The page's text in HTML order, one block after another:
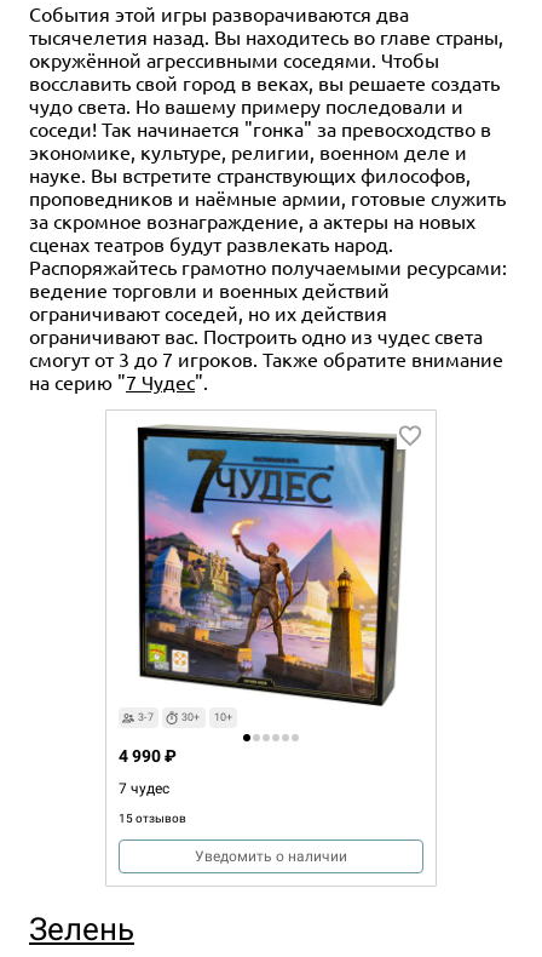
События этой игры разворачиваются два
тысячелетия назад. Вы находитесь во главе страны,
окружённой агрессивными соседями. Чтобы
восславить свой город в веках, вы решаете создать
чудо света. Но вашему примеру последовали и
соседи! Так начинается "гонка" за превосходство в
экономике, культуре, религии, военном деле и
науке. Вы встретите странствующих философов,
проповедников и наёмные армии, готовые служить
за скромное вознаграждение, а актеры на новых
сценах театров будут развлекать народ.
Распоряжайтесь грамотно получаемыми ресурсами:
ведение торговли и военных действий
ограничивают соседей, но их действия
ограничивают вас. Построить одно из чудес света
смогут от 3 до 7 игроков. Также обратите внимание
на серию "7 Чудес".
3-7 30+ 10+
7 чудес
15 отзывов
4 990 ₽
Уведомить о наличии
Зелень